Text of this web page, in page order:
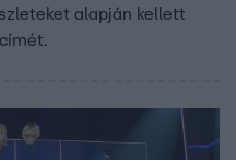
alapján kellett